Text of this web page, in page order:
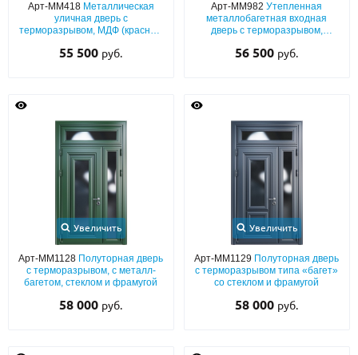
Арт-ММ418 Металлическая
уличная дверь с
терморазрывом, МДФ (красный
кнокером
55 500 руб.
Арт-ММ982Утепленная
металлобагетная входная
дверь с терморазрывом,
окрашиванием и карнизом
56 500 руб.
Увеличить
Арт-ММ1128 Полуторная дверь
с терморазрывом, с металл-
багетом, стеклом и фрамугой
58 000 руб.
Увеличить
Арт-ММ1129 Полуторная дверь
с терморазрывом типа «багет»
со стеклом и фрамугой
58 000 руб.